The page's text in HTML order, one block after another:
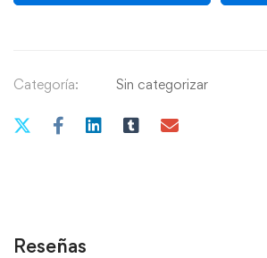
Categoría: Sin categorizar
Reseñas